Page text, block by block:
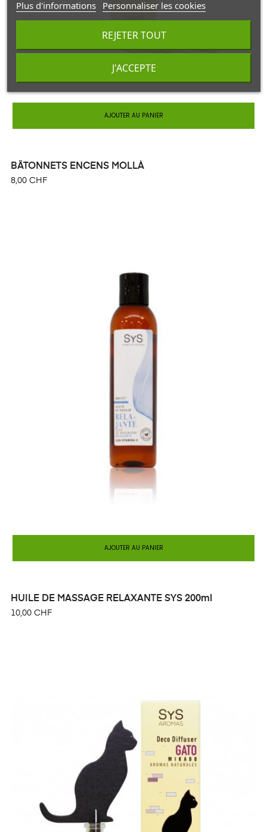
AJOUTER AU PANIER
BÂTONNETS ENCENS MOLLÀ
8,00 CHF
AJOUTER AU PANIER
HUILE DE MASSAGE RELAXANTE SYS 200ml
10,00 CHF
Plus d'informations Personnaliser les cookies
REJETER TOUT
J'ACCEPTE